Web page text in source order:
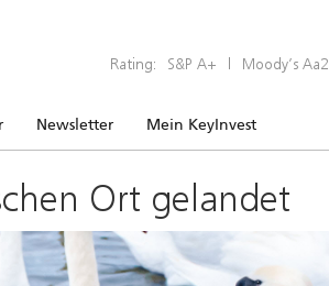
Rating: S&P A+ | Moody’s Aa2
Newsletter Mein KeyInvest
Ort gelandet